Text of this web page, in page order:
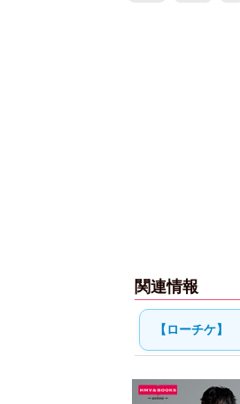
関連情報